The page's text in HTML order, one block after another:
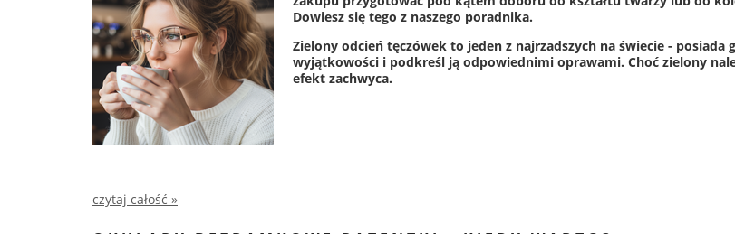
Dowiesz się tego z naszego poradnika.
Zielony odcień tęczówek to jeden z najrzadszych na świecie - posiada
wyjątkowości i podkreśl ją odpowiednimi oprawami. Choć zielony
efekt zachwyca.
czytaj całość »